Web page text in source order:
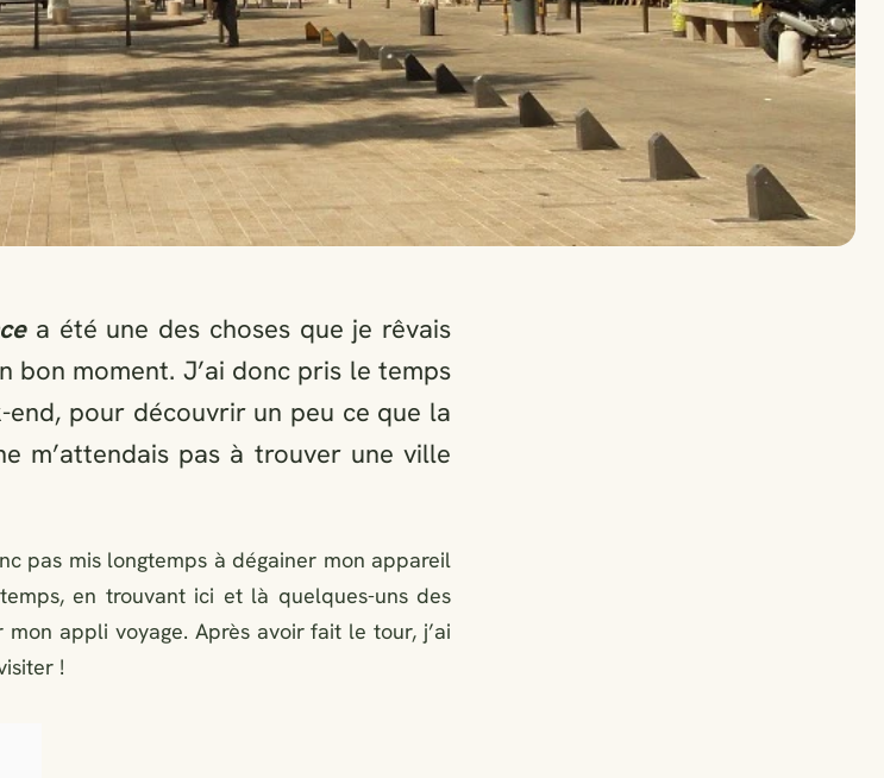
a été une des choses que je rêvais
bon moment. J’ai donc pris le temps
end, pour découvrir un peu ce que la
m’attendais pas à trouver une ville
pas mis longtemps à dégainer mon appareil
en trouvant ici et là quelques-uns des
appli voyage. Après avoir fait le tour, j’ai
!